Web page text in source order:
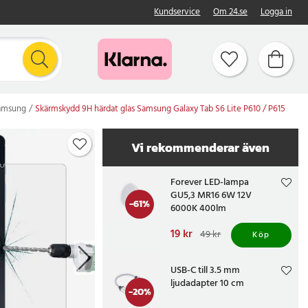
Kundservice Om 24.se Logga in
Skärmskydd 9H härdat glas Samsung Galaxy Tab S6 Lite P610 / P615
Vi rekommenderar även
-61%
Forever LED-lampa
GU5,3 MR16 6W 12V
6000K 400lm
Nuvarande pris
Tidigare pris: 49 kr
19 kr 49 kr Köp
-20%
USB-C till 3.5 mm
ljudadapter 10 cm